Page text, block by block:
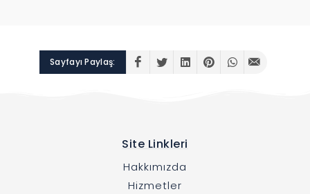
Sayfayı Paylaş:
Site Linkleri
Hakkımızda
Hizmetler